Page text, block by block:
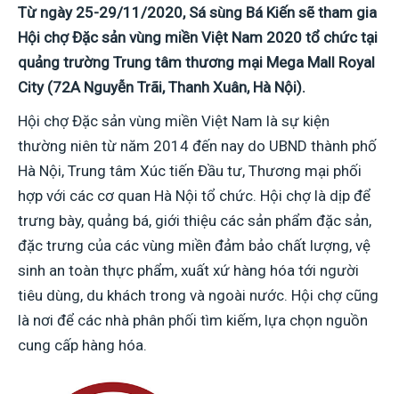
Từ ngày 25-29/11/2020, Sá sùng Bá Kiến sẽ tham gia
Hội chợ Đặc sản vùng miền Việt Nam 2020 tổ chức tại
quảng trường Trung tâm thương mại Mega Mall Royal
City (72A Nguyễn Trãi, Thanh Xuân, Hà Nội).
Hội chợ Đặc sản vùng miền Việt Nam là sự kiện
thường niên từ năm 2014 đến nay do UBND thành phố
Hà Nội, Trung tâm Xúc tiến Đầu tư, Thương mại phối
hợp với các cơ quan Hà Nội tổ chức. Hội chợ là dịp để
trưng bày, quảng bá, giới thiệu các sản phẩm đặc sản,
đặc trưng của các vùng miền đảm bảo chất lượng, vệ
sinh an toàn thực phẩm, xuất xứ hàng hóa tới người
tiêu dùng, du khách trong và ngoài nước. Hội chợ cũng
là nơi để các nhà phân phối tìm kiếm, lựa chọn nguồn
cung cấp hàng hóa.